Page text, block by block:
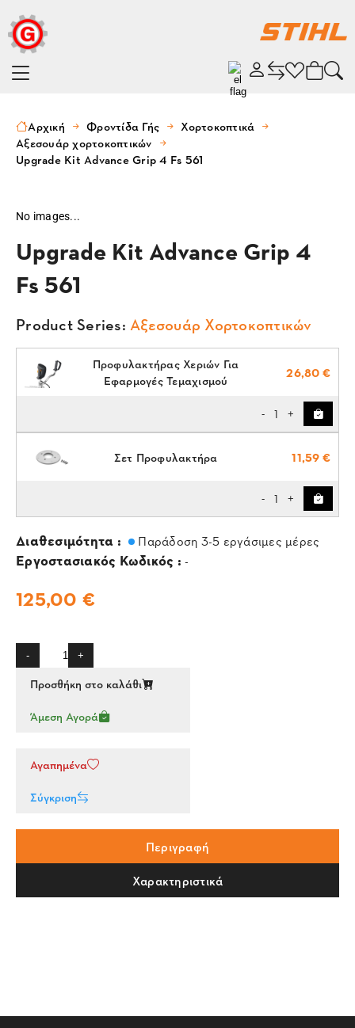
Αρχική Φροντίδα Γής
Χορτοκοπτικά
Αξεσουάρ χορτοκοπτικών
Upgrade Kit Advance Grip 4 Fs 561
No images...
Upgrade Kit Advance Grip 4
Fs 561
Product Series: Αξεσουάρ Χορτοκοπτικών
Προφυλακτήρας Χεριών Για
Εφαρμογές Τεμαχισμού
26,80 €
- 1 +
Σετ Προφυλακτήρα 11,59 €
- 1 +
Διαθεσιμότητα : Παράδοση 3-5 εργάσιμες μέρες
Εργοστασιακός Κωδικός : -
125,00 €
- +
Προσθήκη στο καλάθι
Άμεση Αγορά
Αγαπημένα
Σύγκριση
Περιγραφή
Χαρακτηριστικά